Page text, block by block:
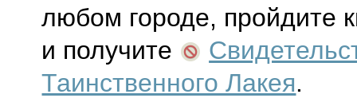
любом городе, пройдите
и получите
Таинственного Лакея.